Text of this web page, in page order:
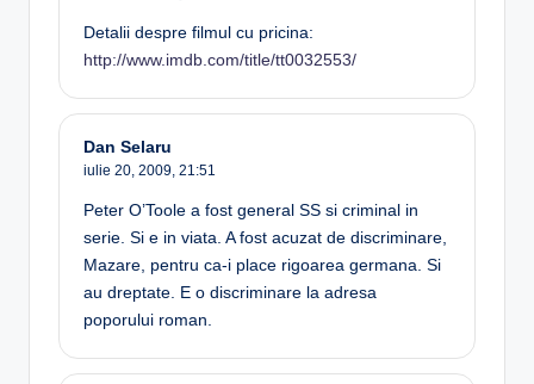
Detalii despre filmul cu pricina:
http://www.imdb.com/title/tt0032553/
Dan Selaru
iulie 20, 2009, 21:51
Peter O’Toole a fost general SS si criminal in
serie. Si e in viata. A fost acuzat de discriminare,
Mazare, pentru ca-i place rigoarea germana. Si
au dreptate. E o discriminare la adresa
poporului roman.